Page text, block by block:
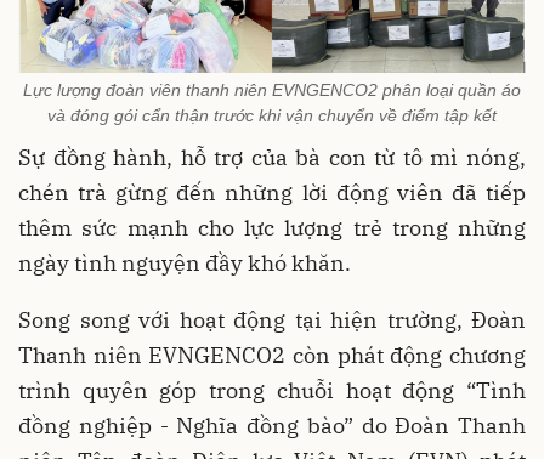
Lực lượng đoàn viên thanh niên EVNGENCO2 phân loại quần áo
và đóng gói cẩn thận trước khi vận chuyển về điểm tập kết
Sự đồng hành, hỗ trợ của bà con từ tô mì nóng,
chén trà gừng đến những lời động viên đã tiếp
thêm sức mạnh cho lực lượng trẻ trong những
ngày tình nguyện đầy khó khăn.
Song song với hoạt động tại hiện trường, Đoàn
Thanh niên EVNGENCO2 còn phát động chương
trình quyên góp trong chuỗi hoạt động “Tình
đồng nghiệp - Nghĩa đồng bào” do Đoàn Thanh